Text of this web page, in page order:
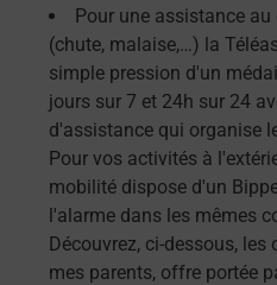
Pour une assistance
(chute, malaise,…) la
simple pression d'un
jours sur 7 et 24h sur 24
d'assistance qui organise
Pour vos activités à
mobilité dispose d'un
l'alarme dans les mêmes
Découvrez, ci-dessous,
mes parents, offre portée